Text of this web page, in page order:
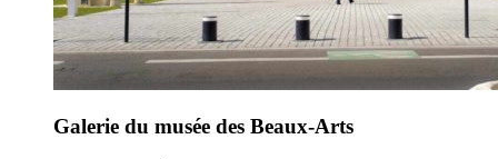
Galerie du musée des Beaux-Arts